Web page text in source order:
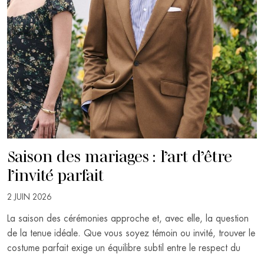
Saison des mariages : l’art d’être
l’invité parfait
2 JUIN 2026
La saison des cérémonies approche et, avec elle, la question
de la tenue idéale. Que vous soyez témoin ou invité, trouver le
costume parfait exige un équilibre subtil entre le respect du